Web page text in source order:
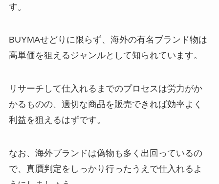
す。
BUYMAせどりに限らず、海外の有名ブランド物は
高単価を狙えるジャンルとして知られています。
リサーチして仕入れるまでのプロセスは労力がか
かるものの、適切な商品を販売できれば効率よく
利益を狙えるはずです。
なお、海外ブランドは偽物も多く出回っているの
で、真贋判定をしっかり行ったうえで仕入れるよ